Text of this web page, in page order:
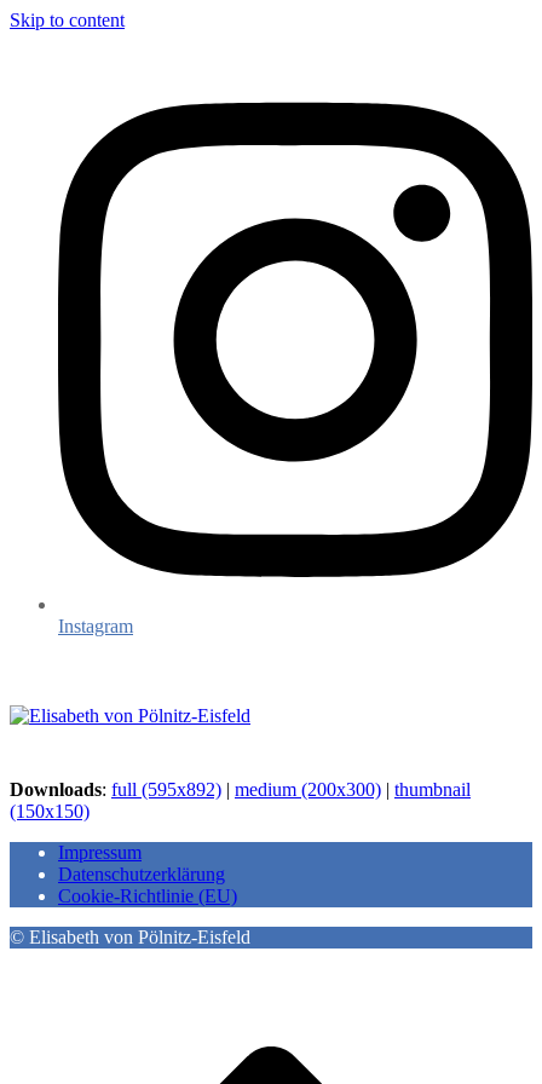
Skip to content
Instagram
Downloads: full (595x892) | medium (200x300) | thumbnail
(150x150)
Impressum
Datenschutzerklärung
Cookie-Richtlinie (EU)
© Elisabeth von Pölnitz-Eisfeld